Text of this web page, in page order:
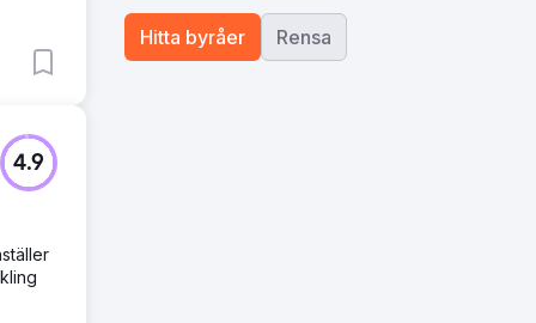
4.9
Hitta byråer Rensa